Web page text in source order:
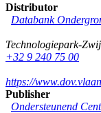
Distributor
Databank
Technologiepark-
+32 9 240 75 00
https://
Publisher
Ondersteunend